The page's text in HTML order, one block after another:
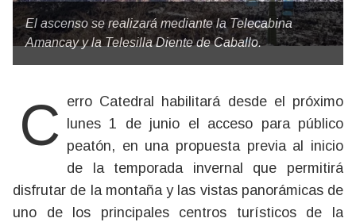
El ascenso se realizará mediante la Telecabina
Amancay y la Telesilla Diente de Caballo.
Cerro Catedral habilitará desde el próximo
lunes 1 de junio el acceso para público
peatón, en una propuesta previa al inicio
de la temporada invernal que permitirá
disfrutar de la montaña y las vistas panorámicas de
uno de los principales centros turísticos de la